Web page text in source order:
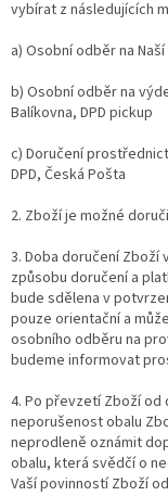
vybírat z následujících
a) Osobní odběr na
b) Osobní odběr na
Balíkovna, DPD pickup
c) Doručení
DPD, Česká Pošta
2. Zboží je možné
3. Doba doručení Zboží
způsobu doručení a
bude sdělena v
pouze orientační a
osobního odběru na
budeme informovat
4. Po převzetí Zboží od
neporušenost obalu
neprodleně oznámit
obalu, která svědčí o
Vaší povinností Zboží